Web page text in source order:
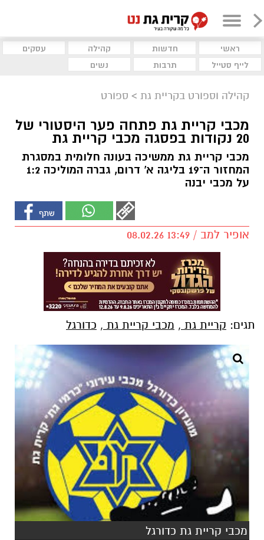
ראשי חדשות קהילה
עסקים
לייף סטייל
תרבות נשים
קהילה וספורט בקריית גת > ספורט
מכבי קריית גת פתחה פער היסטורי של
20 נקודות בפסגה מכבי קריית גת
מכבי קריית גת ממשיכה בעונה חלומית במסגרת
המחזור ה־19 בליגה א' דרום, גברה המוליכה 1:2
על מכבי יבנה
אופיר למב / 13:49 08.02.26
תגים: קריית גת , מכבי קריית גת , כדורגל
מכבי קריית גת כדורגל